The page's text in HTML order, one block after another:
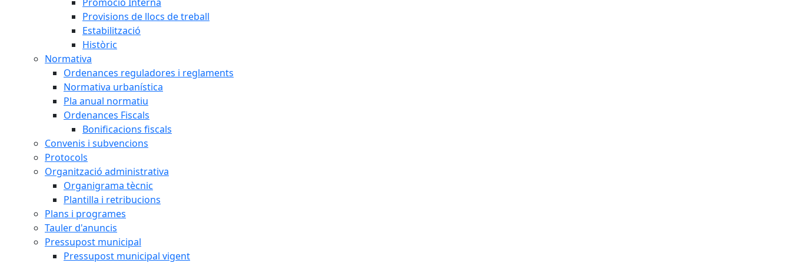
Provisions de llocs de treball
Estabilització
Històric
Normativa
Ordenances reguladores i reglaments
Normativa urbanística
Pla anual normatiu
Ordenances Fiscals
Bonificacions fiscals
Convenis i subvencions
Protocols
Organització administrativa
Organigrama tècnic
Plantilla i retribucions
Plans i programes
Tauler d'anuncis
Pressupost municipal
Pressupost municipal vigent